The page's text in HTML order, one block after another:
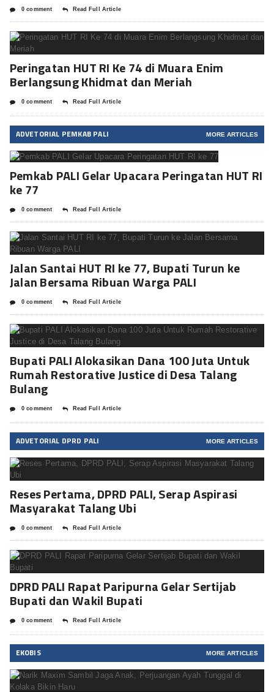
0 comment Read Full Article
Peringatan HUT RI Ke 74 di Muara Enim
Berlangsung Khidmat dan Meriah
0 comment Read Full Article
ADVETORIAL PEMKAB PALI MORE ARTICLES
Pemkab PALI Gelar Upacara Peringatan HUT RI
ke 77
0 comment Read Full Article
Jalan Santai HUT RI ke 77, Bupati Turun ke
Jalan Bersama Ribuan Warga PALI
0 comment Read Full Article
Bupati PALI Alokasikan Dana 100 Juta Untuk
Rumah Restorative Justice di Desa Talang
Bulang
0 comment Read Full Article
ADVETORIAL DPRD PALI MORE ARTICLES
Reses Pertama, DPRD PALI, Serap Aspirasi
Masyarakat Talang Ubi
0 comment Read Full Article
DPRD PALI Rapat Paripurna Gelar Sertijab
Bupati dan Wakil Bupati
0 comment Read Full Article
EKOBIS MORE ARTICLES